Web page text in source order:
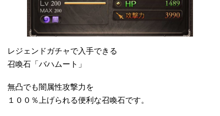
レジェンドガチャで入手できる
召喚石「バハムート」
無凸でも闇属性攻撃力を
１００％上げられる便利な召喚石です。